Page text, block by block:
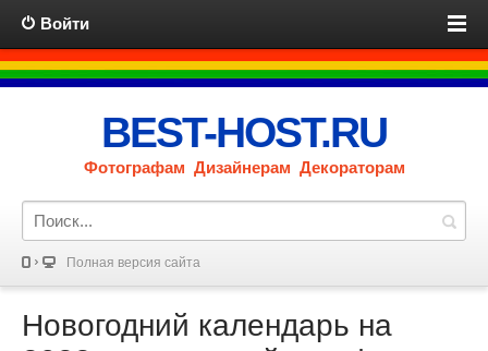
Войти
BEST-HOST.RU
Фотографам Дизайнерам Декораторам
Полная версия сайта
Новогодний календарь на